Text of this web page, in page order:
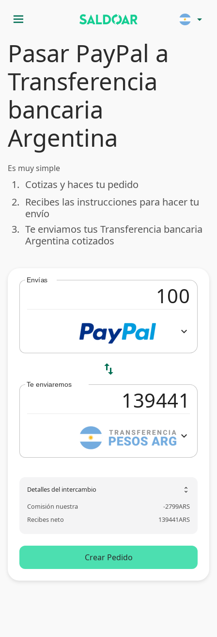
menu arrow_drop_down
Pasar PayPal a
Transferencia
bancaria
Argentina
Es muy simple
done
1. Cotizas y haces tu pedido
done
2. Recibes las instrucciones para hacer tu
envío
done
3. Te enviamos tus Transferencia bancaria
Argentina cotizados
Envías
expand_more
swap_vert
Te enviaremos
expand_more
Detalles del intercambio unfold_more
Comisión nuestra -2799ARS
Recibes neto
139441ARS
Crear Pedido